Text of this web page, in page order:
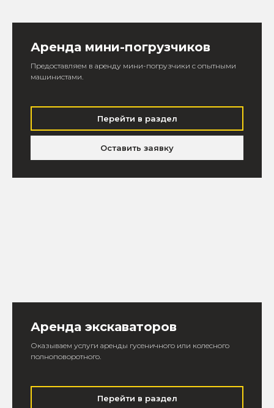
Аренда мини-погрузчиков
Предоставляем в аренду мини-погрузчики c опытными
машинистами.
Перейти в раздел
Оставить заявку
Аренда экскаваторов
Оказываем услуги аренды гусеничного или колесного
полноповоротного.
Перейти в раздел